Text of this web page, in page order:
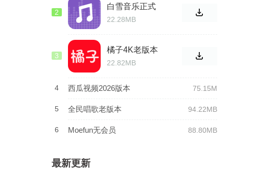
2
白雪音乐正式
版免费
22.28MB
3
橘子4K老版本
22.82MB
4 西瓜视频2026版本 75.15M
5 全民唱歌老版本 94.22MB
6 Moefun无会员 88.80MB
最新更新